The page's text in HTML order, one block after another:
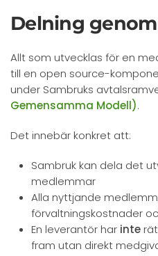
Delning genom
Allt som utvecklas för en
till en open source-
under Sambruks
Gemensamma Modell).
Det innebär konkret att:
Sambruk kan dela det
medlemmar
Alla nyttjande
förvaltningskostnader
En leverantör har inte
fram utan direkt